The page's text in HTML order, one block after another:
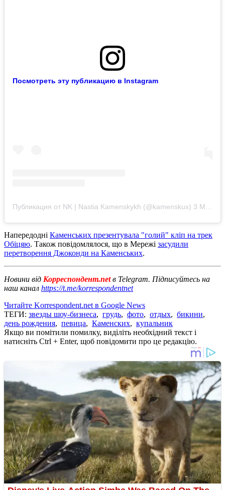
Посмотреть эту публикацию в Instagram
Публикация от NK | Nastia Kamenskykh (@kamenskux) 3 Май 2019 в 8:03 PDT
Напередодні Каменських презентувала "голий" кліп на трек
Обіцяю. Також повідомлялося, що в Мережі засудили
перетворення Джоконди на Каменських.
Новини від Корреспондент.netв Telegram. Підписуйтесь на
наш канал https://t.me/korrespondentnet
Читайте Korrespondent.net в Google News
ТЕГИ: звезды шоу-бизнеса, грудь, фото, отдых, бикини,
день рождения, певица, Каменских, купальник
Якщо ви помітили помилку, виділіть необхідний текст і
натисніть Ctrl + Enter, щоб повідомити про це редакцію.